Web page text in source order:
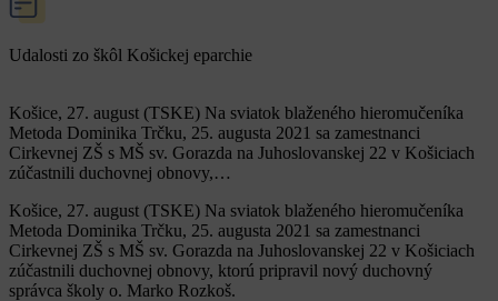
Udalosti zo škôl Košickej eparchie
Košice, 27. august (TSKE) Na sviatok blaženého hieromučeníka
Metoda Dominika Trčku, 25. augusta 2021 sa zamestnanci
Cirkevnej ZŠ s MŠ sv. Gorazda na Juhoslovanskej 22 v Košiciach
zúčastnili duchovnej obnovy,…
Košice, 27. august (TSKE) Na sviatok blaženého hieromučeníka
Metoda Dominika Trčku, 25. augusta 2021 sa zamestnanci
Cirkevnej ZŠ s MŠ sv. Gorazda na Juhoslovanskej 22 v Košiciach
zúčastnili duchovnej obnovy, ktorú pripravil nový duchovný
správca školy o. Marko Rozkoš.